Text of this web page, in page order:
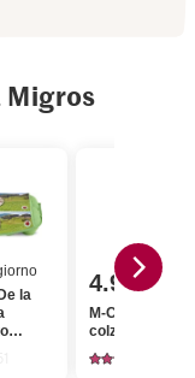
la
4.95
M-Classic Olio
colza HOLL